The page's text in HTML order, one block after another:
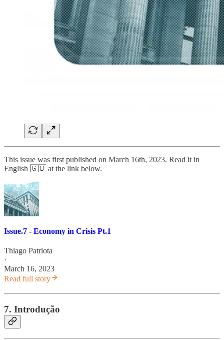
This issue was first published on March 16th, 2023. Read it in
English 🇬🇧 at the link below.
Issue.7 - Economy in Crisis Pt.1
Thiago Patriota
·
March 16, 2023
Read full story
7. Introdução